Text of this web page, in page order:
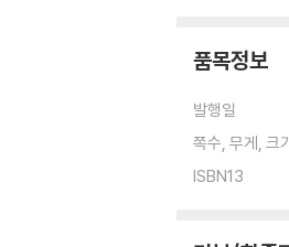
품목정보
발행일
쪽수, 무게, 크
ISBN13